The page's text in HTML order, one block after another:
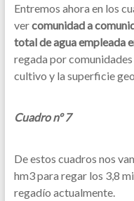
Entremos ahora en los
vercomunidad a
total de agua empleada
regada por
cultivo y la superficie
Cuadro nº 7
De estos cuadros nos
hm3 para regar los 3,8
regadío actualmente.